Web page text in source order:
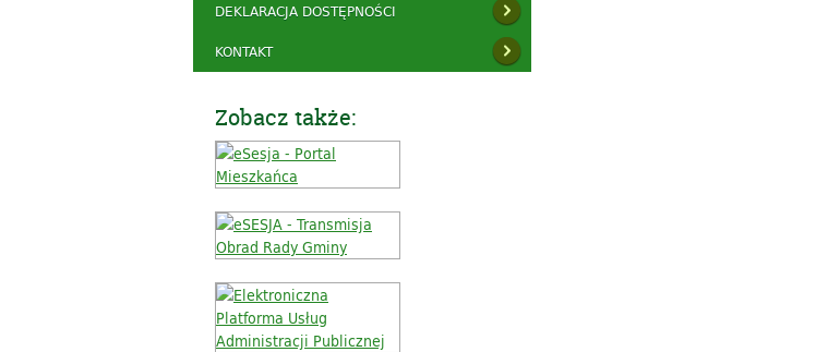
DEKLARACJA DOSTĘPNOŚCI
KONTAKT
Zobacz także: